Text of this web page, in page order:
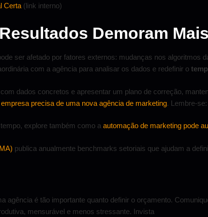
Certa (link interno)
Demoram Mais
ser afetado por fatores externos: mudanças nos algoritmos
com a agência para analisar os dados e redefinir o
dados concretos e apresentar um plano de correção,
precisa de uma nova agência de marketing. Lembre-
explore também como a automação de marketing pode
publica anualmente benchmarks setoriais que ajudam a
agência é tão importante quanto definir o orçamento.
mensurável e menos stressante. Invista